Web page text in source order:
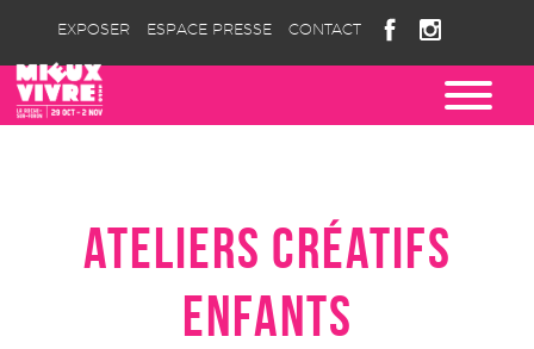
EXPOSER ESPACE PRESSE CONTACT
ATELIERS CRÉATIFS
ENFANTS